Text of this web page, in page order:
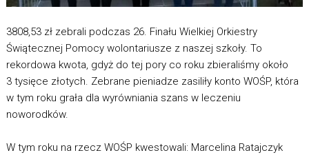
3808,53 zł zebrali podczas 26. Finału Wielkiej Orkiestry
Świątecznej Pomocy wolontariusze z naszej szkoły. To
rekordowa kwota, gdyż do tej pory co roku zbieraliśmy około
3 tysięce złotych. Zebrane pieniadze zasiliły konto WOŚP, która
w tym roku grała dla wyrówniania szans w leczeniu
noworodków.
W tym roku na rzecz WOŚP kwestowali: Marcelina Ratajczyk